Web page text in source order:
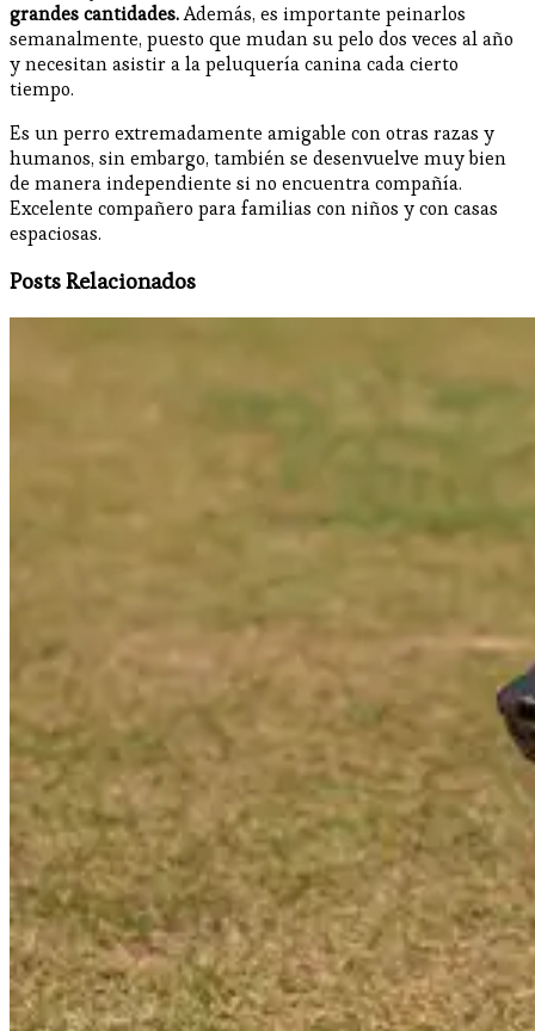
grandes cantidades.Además, es importante peinarlos
semanalmente, puesto que mudan su pelo dos veces al año
y necesitan asistir a la peluquería canina cada cierto
tiempo.
Es un perro extremadamente amigable con otras razas y
humanos, sin embargo, también se desenvuelve muy bien
de manera independiente si no encuentra compañía.
Excelente compañero para familias con niños y con casas
espaciosas.
Posts Relacionados